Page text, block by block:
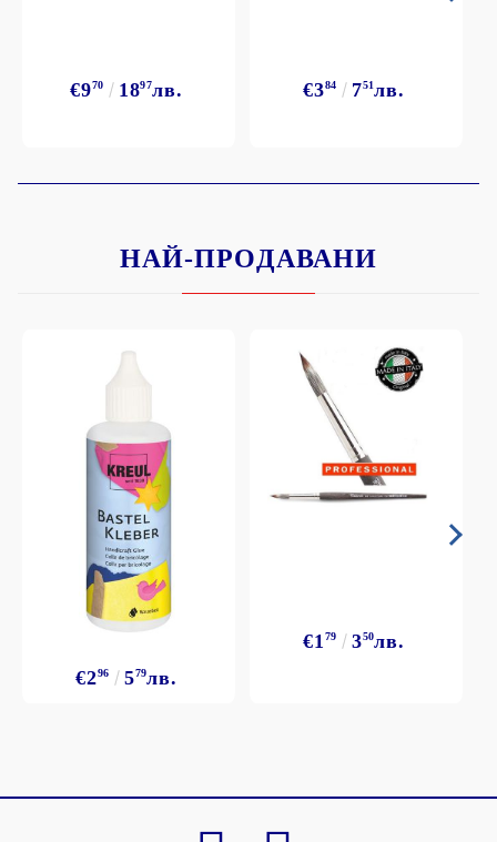
€970 1897лв. €384 751лв.
НАЙ-ПРОДАВАНИ
€296 579лв.
€1 79 350лв.